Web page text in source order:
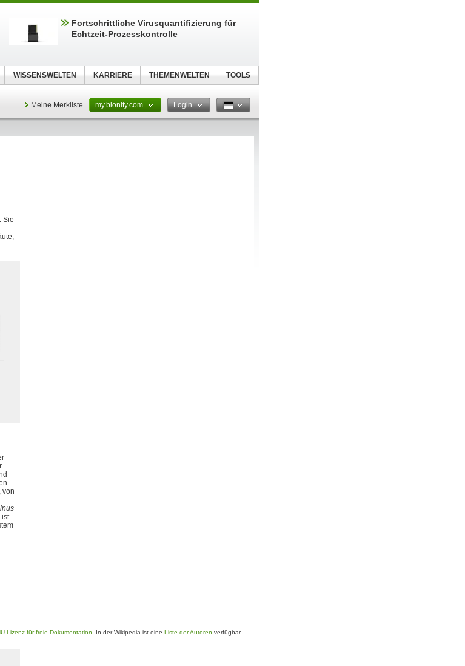
Meine Merkliste my.bionity.com Login
Sie
von
ist
Lizenz für freie Dokumentation . In der Wikipedia ist eine Liste der Autoren verfügbar.
Fortschrittliche Virusquantifizierung für
Echtzeit-Prozesskontrolle
WISSENSWELTEN KARRIERE THEMENWELTEN TOOLS